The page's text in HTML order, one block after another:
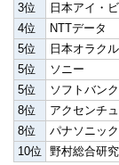
3位
日本アイ・
4位
NTTデータ
5位
日本オラクル
5位
ソニー
5位
ソフトバンク
8位
アクセンチ
8位
パナソニック
10位
野村総合研